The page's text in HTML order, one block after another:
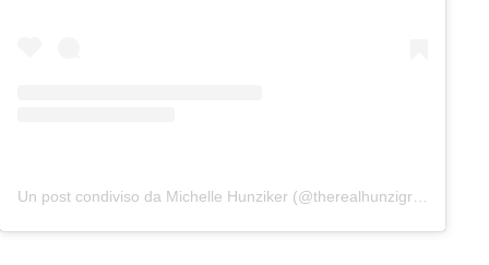
Un post condiviso da Michelle Hunziker (@therealhunzigram)